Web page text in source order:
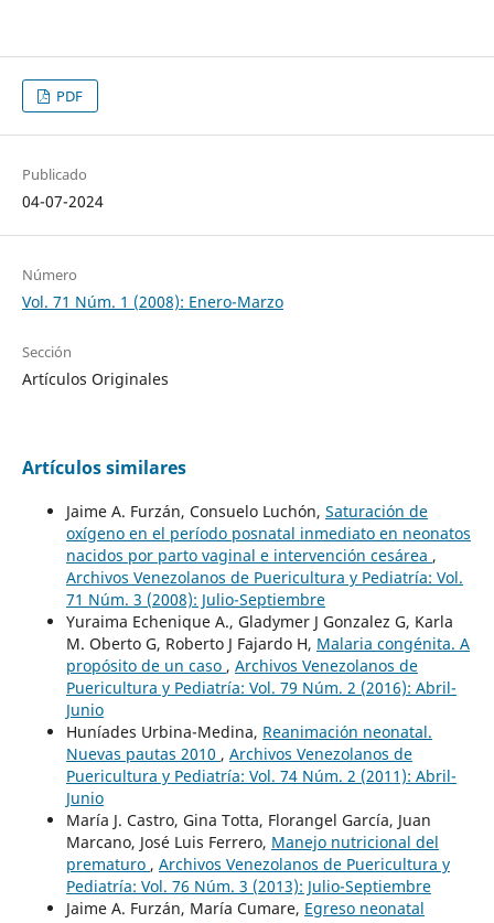
PDF
Publicado
04-07-2024
Número
Vol. 71 Núm. 1 (2008): Enero-Marzo
Sección
Artículos Originales
Artículos similares
Jaime A. Furzán, Consuelo Luchón, Saturación de
oxígeno en el período posnatal inmediato en neonatos
nacidos por parto vaginal e intervención cesárea ,
Archivos Venezolanos de Puericultura y Pediatría: Vol.
71 Núm. 3 (2008): Julio-Septiembre
Yuraima Echenique A., Gladymer J Gonzalez G, Karla
M. Oberto G, Roberto J Fajardo H, Malaria congénita. A
propósito de un caso , Archivos Venezolanos de
Puericultura y Pediatría: Vol. 79 Núm. 2 (2016): Abril-
Junio
Huníades Urbina-Medina, Reanimación neonatal.
Nuevas pautas 2010 , Archivos Venezolanos de
Puericultura y Pediatría: Vol. 74 Núm. 2 (2011): Abril-
Junio
María J. Castro, Gina Totta, Florangel García, Juan
Marcano, José Luis Ferrero, Manejo nutricional del
prematuro , Archivos Venezolanos de Puericultura y
Pediatría: Vol. 76 Núm. 3 (2013): Julio-Septiembre
Jaime A. Furzán, María Cumare, Egreso neonatal